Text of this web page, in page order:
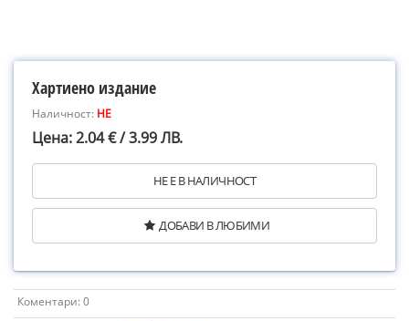
Хартиено издание
Наличност: НЕ
Цена: 2.04 € / 3.99 ЛВ.
НЕ Е В НАЛИЧНОСТ
ДОБАВИ В ЛЮБИМИ
Коментари: 0